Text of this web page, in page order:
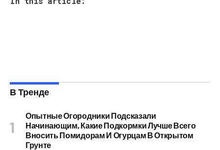
В Тренде
Опытные Огородники Подсказали
Начинающим, Какие Подкормки Лучше Всего
Вносить Помидорам И Огурцам В Открытом
Грунте